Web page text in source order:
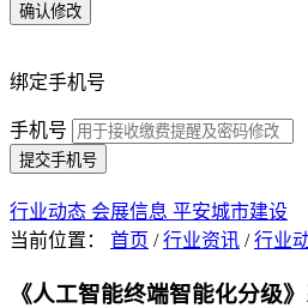
确认修改
绑定手机号
手机号
提交手机号
行业动态 会展信息 平安城市建设
当前位置： 首页 / 行业资讯 /行业
《人工智能终端智能化分级